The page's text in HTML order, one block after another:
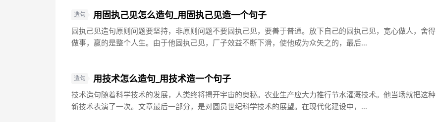
造句 用固执己见怎么造句_用固执己见造一个句子
固执己见造句原则问题要坚持，非原则问题不要固执己见，要善于普通。放下自己的固执己见，宽心做人，舍得
做事，赢的是整个人生。由于他固执己见，厂子效益不断下滑，使他成为众矢之的，最后...
造句 用技术怎么造句_用技术造一个句子
技术造句随着科学技术的发展，人类终将揭开宇宙的奥秘。农业生产应大力推行节水灌溉技术。他当场就把这种
新技术表演了一次。文章最后一部分，是对圆员世纪科学技术的展望。在现代化建设中，...